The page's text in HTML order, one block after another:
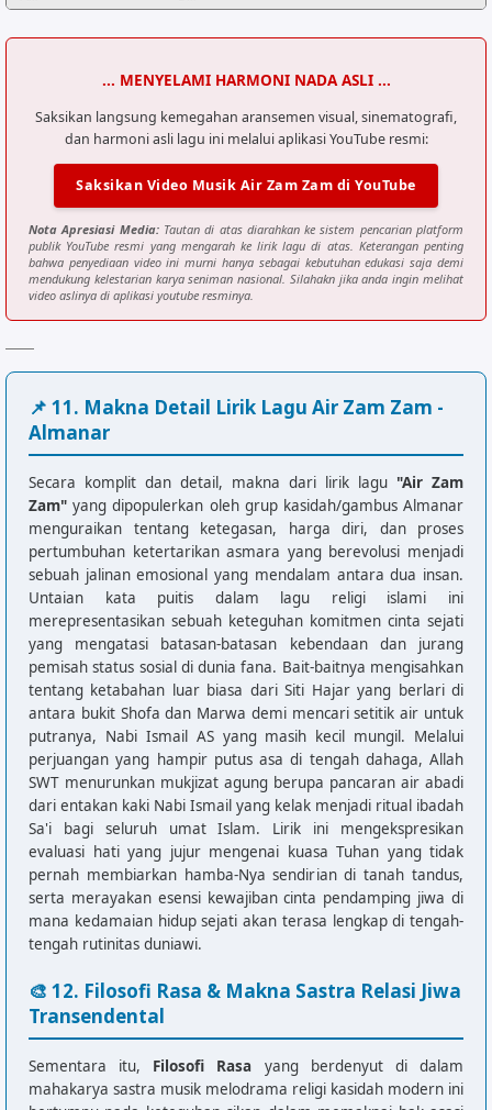
F        E        Am
F        E        Am
Tapi hanya keringat membasah
[Reff]
Am                Dm
Dari bukit Sofa dan kebukit Marwa
G                 Am
Dari bukit Sofa dan kebukit Marwa
Dm                Am
Hampir putus asa karna tak tahan dahaga
Tiba-tiba air mengalir
F                 G               Am
Pada kedua kaki Nabi Ismail
Dm                Am
Seraya berkata zami-zami
G                 Am
Sejak itu dinamakan air zam-zam
Dm                Am
Sekarang tempat itu untuk upacara
G                 F               Am
Bagi setiap Haji menjalankan Sya'i
Am                Dm
Itu mu'jizat yang diberikan oleh Allah
G                 Am
Kepada Nabi Ismail
Dm                Am
Walau kering serta tandus
F                 E               Am
Air Zam-zam sekali tak pernah tiada
Am                Dm
Ketika Ismail masih kecil mungil
G                 Am
Ketika Ismail masih kecil mungil
Am                Dm
Siti Hajar lari-lari kesana kemari
... MENYELAMI HARMONI NADA ASLI ...
Saksikan langsung kemegahan aransemen visual, sinematografi,
dan harmoni asli lagu ini melalui aplikasi YouTube resmi:
Saksikan Video Musik Air Zam Zam di YouTube
Nota Apresiasi Media:Tautan di atas diarahkan ke sistem pencarian platform
publik YouTube resmi yang mengarah ke lirik lagu di atas. Keterangan penting
bahwa penyediaan video ini murni hanya sebagai kebutuhan edukasi saja demi
mendukung kelestarian karya seniman nasional. Silahakn jika anda ingin melihat
video aslinya di aplikasi youtube resminya.
📌 11. Makna Detail Lirik Lagu Air Zam Zam -
Almanar
Secara komplit dan detail, makna dari lirik lagu "Air Zam
Zam" yang dipopulerkan oleh grup kasidah/gambus Almanar
menguraikan tentang ketegasan, harga diri, dan proses
pertumbuhan ketertarikan asmara yang berevolusi menjadi
sebuah jalinan emosional yang mendalam antara dua insan.
Untaian kata puitis dalam lagu religi islami ini
merepresentasikan sebuah keteguhan komitmen cinta sejati
yang mengatasi batasan-batasan kebendaan dan jurang
pemisah status sosial di dunia fana. Bait-baitnya mengisahkan
tentang ketabahan luar biasa dari Siti Hajar yang berlari di
antara bukit Shofa dan Marwa demi mencari setitik air untuk
putranya, Nabi Ismail AS yang masih kecil mungil. Melalui
perjuangan yang hampir putus asa di tengah dahaga, Allah
SWT menurunkan mukjizat agung berupa pancaran air abadi
dari entakan kaki Nabi Ismail yang kelak menjadi ritual ibadah
Sa'i bagi seluruh umat Islam. Lirik ini mengekspresikan
evaluasi hati yang jujur mengenai kuasa Tuhan yang tidak
pernah membiarkan hamba-Nya sendirian di tanah tandus,
serta merayakan esensi kewajiban cinta pendamping jiwa di
mana kedamaian hidup sejati akan terasa lengkap di tengah-
tengah rutinitas duniawi.
🎨 12. Filosofi Rasa & Makna Sastra Relasi Jiwa
Transendental
Sementara itu, Filosofi Rasa yang berdenyut di dalam
mahakarya sastra musik melodrama religi kasidah modern ini